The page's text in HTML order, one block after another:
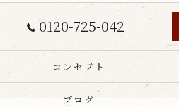
0120-725-042
コンセプト
ブログ